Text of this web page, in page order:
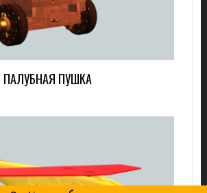
ПУШКА